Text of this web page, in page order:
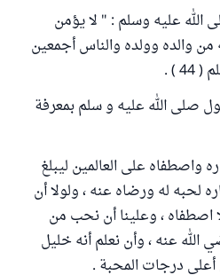
عليه وسلم : " لا يؤمن
والده وولده والناس أجمعين
صلى الله عليه و سلم بمعرفة
واصطفاه على العالمين ليبلغ
لحبه له ورضاه عنه ، ولولا أن
اصطفاه ، وعلينا أن نحب من
عنه ، وأن نعلم أنه خليل
أعلى درجات المحبة .